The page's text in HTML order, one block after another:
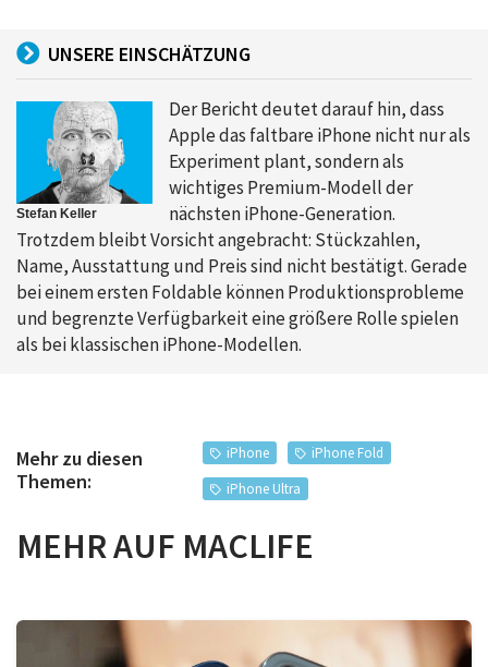
UNSERE EINSCHÄTZUNG
Stefan Keller
Der Bericht deutet darauf hin, dass
Apple das faltbare iPhone nicht nur als
Experiment plant, sondern als
wichtiges Premium-Modell der
nächsten iPhone-Generation.
Trotzdem bleibt Vorsicht angebracht: Stückzahlen,
Name, Ausstattung und Preis sind nicht bestätigt. Gerade
bei einem ersten Foldable können Produktionsprobleme
und begrenzte Verfügbarkeit eine größere Rolle spielen
als bei klassischen iPhone-Modellen.
Mehr zu diesen
Themen:
iPhone
iPhone Fold
iPhone Ultra
MEHR AUF MACLIFE